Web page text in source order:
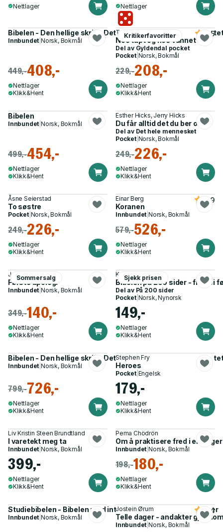
Nettlager Nettlager
Bibelen - Den hellige skrift : Det gamle og Det nye
Innbundet |Norsk, Bokmål
449,-408,-
Nettlager
Klikk&Hent
Kritikerfavoritter
Tara Westover
Noe tapt og noe vunnet
4.5
Del av Gyldendal pocket
Pocket| Norsk, Bokmål
229,-208,-
Nettlager
Klikk&Hent
Bibelen
Innbundet |Norsk, Bokmål
499,-454,-
Nettlager
Klikk&Hent
Esther Hicks, Jerry Hicks
Du får alltid det du ber om
Del av Det hele mennesket
Pocket| Norsk, Bokmål
249,-226,-
Nettlager
Klikk&Hent
Åsne Seierstad
To søstre
Pocket| Norsk, Bokmål
249,-226,-
Nettlager
Klikk&Hent
Einar Berg
Koranen
4.9
Innbundet |Norsk, Bokmål
579,-526,-
Nettlager
Klikk&Hent
Sommersalg
Justin
Første apologi
Innbundet |Norsk, Bokmål
349,-140,-
Nettlager
Klikk&Hent
Sjekk prisen
Kari Veiteberg
Bibelen på 200 sider - frå dei
Del av På 200 sider
Pocket| Norsk, Nynorsk
149,-
Nettlager
Klikk&Hent
Bibelen - Den hellige skrift : Det gamle og Det nye
Innbundet |Norsk, Bokmål
799,-726,-
Nettlager
Klikk&Hent
Stephen Fry
Heroes
Pocket| Engelsk
179,-
Nettlager
Klikk&Hent
Liv Kristin Steen Brundtland
I varetekt meg ta
Innbundet |Norsk, Bokmål
399,-
Nettlager
Klikk&Hent
Pema Chödrön
Om å praktisere fred i en
Innbundet |Norsk, Bokmål
198,-180,-
Nettlager
Klikk&Hent
Studiebibelen - Bibelen med introduksjoner og kommentarer
Innbundet |Norsk, Bokmål
Jostein Ørum
Telle dager - andakter
4.4
Innbundet |Norsk, Bokmål